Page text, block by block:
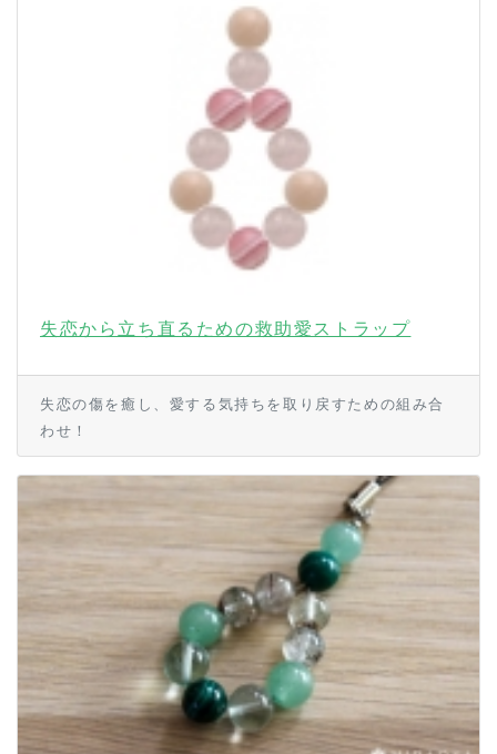
失恋から立ち直るための救助愛ストラップ
失恋の傷を癒し、愛する気持ちを取り戻すための組み合
わせ！